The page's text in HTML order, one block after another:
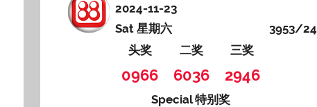
2024-11-23
Sat 星期六
3953/24
头奖
二奖 三奖
0966 6036 2946
Special 特别奖